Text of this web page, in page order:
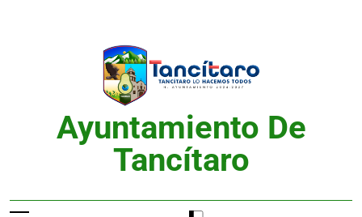
Ayuntamiento De
Tancítaro